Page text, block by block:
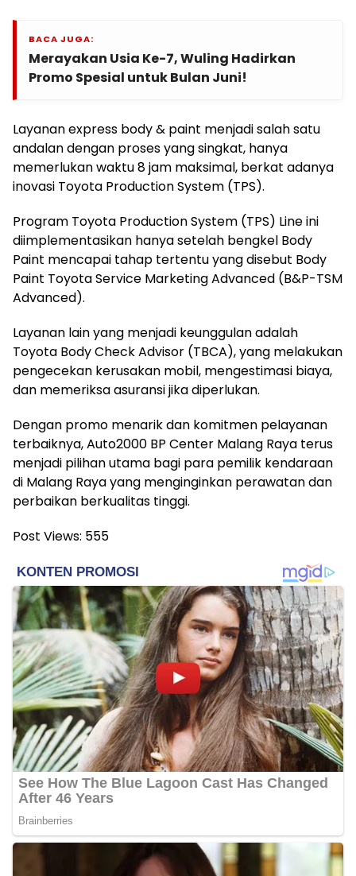
BACA JUGA:
Merayakan Usia Ke-7, Wuling Hadirkan
Promo Spesial untuk Bulan Juni!
Layanan express body & paint menjadi salah satu
andalan dengan proses yang singkat, hanya
memerlukan waktu 8 jam maksimal, berkat adanya
inovasi Toyota Production System (TPS).
Program Toyota Production System (TPS) Line ini
diimplementasikan hanya setelah bengkel Body
Paint mencapai tahap tertentu yang disebut Body
Paint Toyota Service Marketing Advanced (B&P-TSM
Advanced).
Layanan lain yang menjadi keunggulan adalah
Toyota Body Check Advisor (TBCA), yang melakukan
pengecekan kerusakan mobil, mengestimasi biaya,
dan memeriksa asuransi jika diperlukan.
Dengan promo menarik dan komitmen pelayanan
terbaiknya, Auto2000 BP Center Malang Raya terus
menjadi pilihan utama bagi para pemilik kendaraan
di Malang Raya yang menginginkan perawatan dan
perbaikan berkualitas tinggi.
Post Views: 555